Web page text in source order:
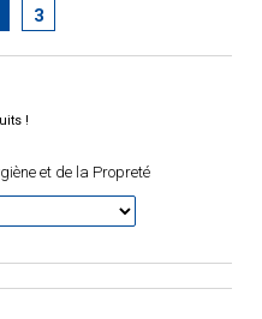
3
et de la Propreté